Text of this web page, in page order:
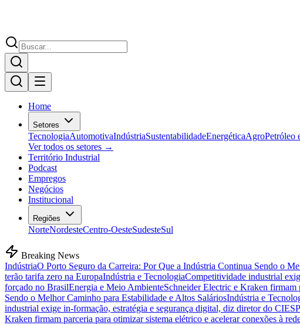
Home
Setores
TecnologiaAutomotivaIndústriaSustentabilidadeEnergéticaAgroPetróleo
Ver todos os setores →
Território Industrial
Podcast
Empregos
Negócios
Institucional
Regiões
NorteNordesteCentro-OesteSudesteSul
Breaking News
IndústriaO Porto Seguro da Carreira: Por Que a Indústria Continua Sendo o
terão tarifa zero na EuropaIndústria e TecnologiaCompetitividade industrial
forçado no BrasilEnergia e Meio AmbienteSchneider Electric e Kraken firmam
Sendo o Melhor Caminho para Estabilidade e Altos SaláriosIndústria e
industrial exige in-formação, estratégia e segurança digital, diz diretor do CIESP
Kraken firmam parceria para otimizar sistema elétrico e acelerar conexões à